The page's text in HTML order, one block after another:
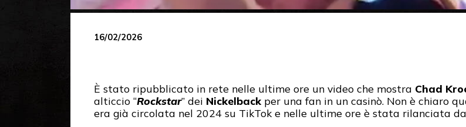
16/02/2026
È stato ripubblicato in rete nelle ultime ore un video che mostra Chad
alticcio “Rockstar” dei Nickelback per una fan in un casinò. Non è chiaro
era già circolata nel 2024 su TikTok e nelle ultime ore è stata rilanciata